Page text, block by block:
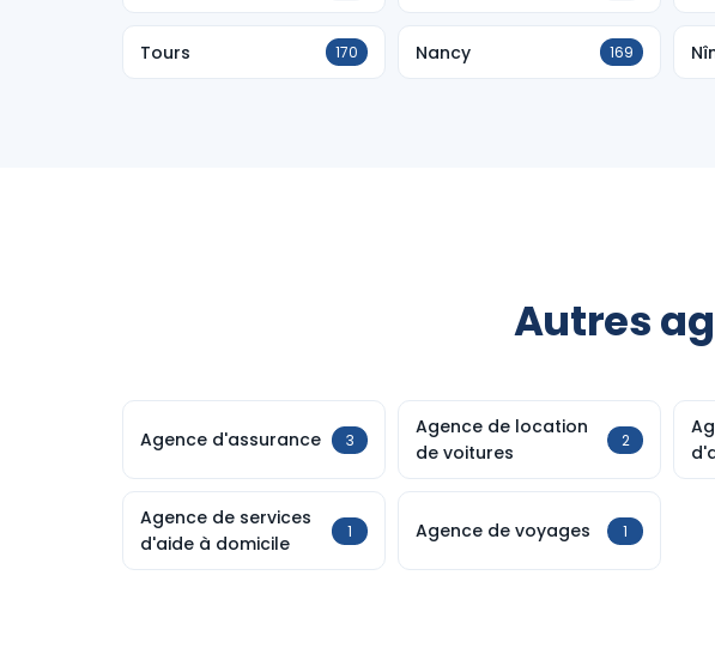
Tours 170 Nancy 169
Autres
Agence d'assurance 3
Agence de location
de voitures
2
Agence de services
d'aide à domicile
1 Agence de voyages 1